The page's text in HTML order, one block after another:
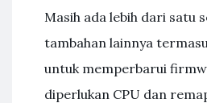
Masih ada lebih dari satu
tambahan lainnya
untuk memperbarui
diperlukan CPU dan